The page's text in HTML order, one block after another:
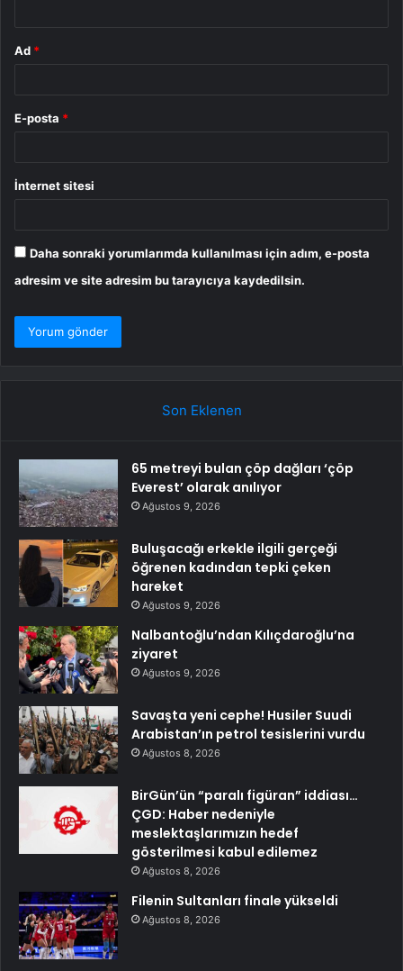
Ad *
E-posta *
İnternet sitesi
Daha sonraki yorumlarımda kullanılması için adım, e-posta
adresim ve site adresim bu tarayıcıya kaydedilsin.
Son Eklenen
65 metreyi bulan çöp dağları ‘çöp
Everest’ olarak anılıyor
Ağustos 9, 2026
Buluşacağı erkekle ilgili gerçeği
öğrenen kadından tepki çeken
hareket
Ağustos 9, 2026
Nalbantoğlu’ndan Kılıçdaroğlu’na
ziyaret
Ağustos 9, 2026
Savaşta yeni cephe! Husiler Suudi
Arabistan’ın petrol tesislerini vurdu
Ağustos 8, 2026
BirGün’ün “paralı figüran” iddiası…
ÇGD: Haber nedeniyle
meslektaşlarımızın hedef
gösterilmesi kabul edilemez
Ağustos 8, 2026
Filenin Sultanları finale yükseldi
Ağustos 8, 2026